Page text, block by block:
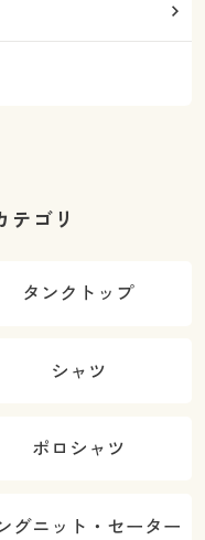
テゴリ
タンクトップ
シャツ
ポロシャツ
グニット・セーター